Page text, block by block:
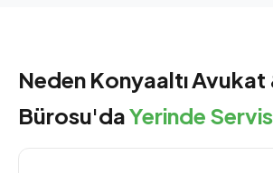
Neden Konyaaltı Avukat
Bürosu'daYerinde